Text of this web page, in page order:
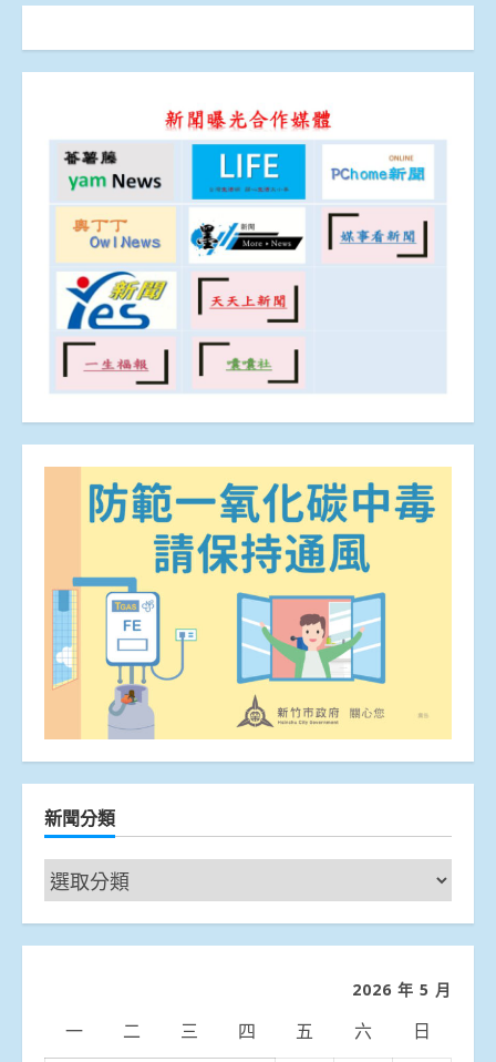
新聞分類
新
聞
分
2026 年 5 月
一 二 三 四 五 六 日